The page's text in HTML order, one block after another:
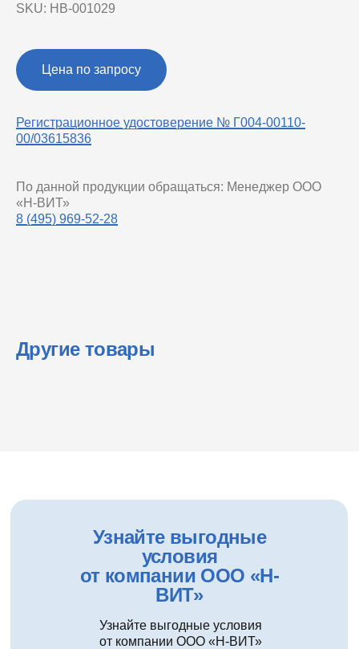
SKU: НВ-001029
Цена по запросу
Регистрационное удостоверение № Г004-00110-
00/03615836
По данной продукции обращаться: Менеджер ООО
«Н-ВИТ»
8 (495) 969-52-28
Другие товары
Узнайте выгодные
условия
от компании ООО «Н-
ВИТ»
Узнайте выгодные условия
от компании ООО «Н-ВИТ»